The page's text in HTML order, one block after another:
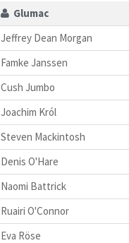
Glumac
Jeffrey Dean Morgan
Famke Janssen
Cush Jumbo
Joachim Król
Steven Mackintosh
Denis O'Hare
Naomi Battrick
Ruairi O'Connor
Eva Röse